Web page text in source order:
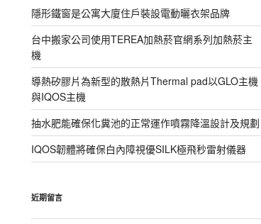
隱形鐵窗是公寓大廈住戶裝設電動曬衣架品牌
台中搬家公司使用TEREA加熱菸官網系列加熱菸主
機
導熱矽膠片為新型的散熱片Thermal pad以GLO主機
與IQOS主機
抽水肥能確保化糞池的正常運作噴霧降溫設計及規劃
IQOS韌體將確保白內障視優SILK極飛秒雷射儀器
近期留言